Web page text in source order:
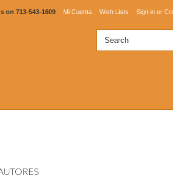
on 713-543-1609 Mi Cuenta Wish Lists Sign in or